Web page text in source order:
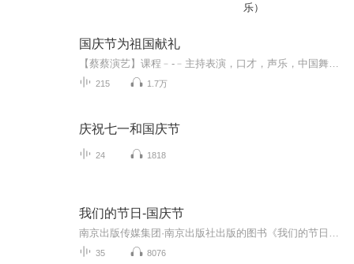
乐）
国庆节为祖国献礼
215 1.7万
庆祝七一和国庆节
24 1818
我们的节日-国庆节
35 8076